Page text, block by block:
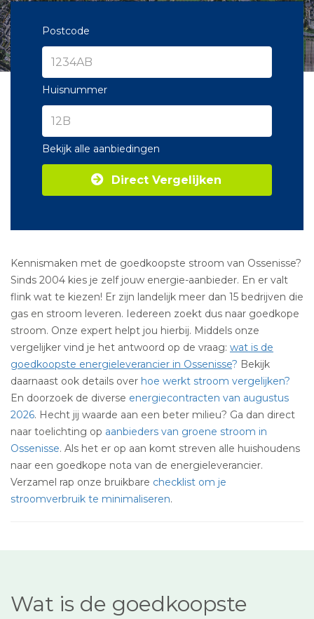
Postcode
Huisnummer
Bekijk alle aanbiedingen
Direct Vergelijken
Kennismaken met de goedkoopste stroom van Ossenisse?
Sinds 2004 kies je zelf jouw energie-aanbieder. En er valt
flink wat te kiezen! Er zijn landelijk meer dan 15 bedrijven die
gas en stroom leveren. Iedereen zoekt dus naar goedkope
stroom. Onze expert helpt jou hierbij. Middels onze
vergelijker vind je het antwoord op de vraag: wat is de
goedkoopste energieleverancier in Ossenisse? Bekijk
daarnaast ook details over hoe werkt stroom vergelijken?
En doorzoek de diverse energiecontracten van augustus
2026. Hecht jij waarde aan een beter milieu? Ga dan direct
naar toelichting op aanbieders van groene stroom in
Ossenisse. Als het er op aan komt streven alle huishoudens
naar een goedkope nota van de energieleverancier.
Verzamel rap onze bruikbare checklist om je
stroomverbruik te minimaliseren.
Wat is de goedkoopste